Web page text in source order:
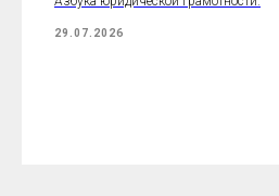
29.07.2026